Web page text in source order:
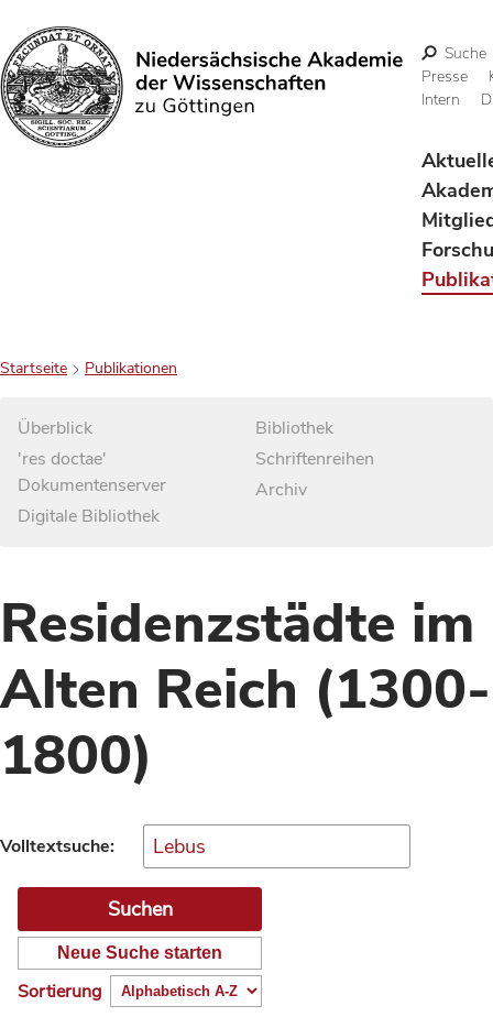
Suchen
Suche
Presse
Intern
Startseite Publikationen
Überblick
'res doctae'
Dokumentenserver
Digitale Bibliothek
Bibliothek
Schriftenreihen
Archiv
Residenzstädte im
Alten Reich (1300-
1800)
Volltextsuche:
Neue Suche starten
Sortierung